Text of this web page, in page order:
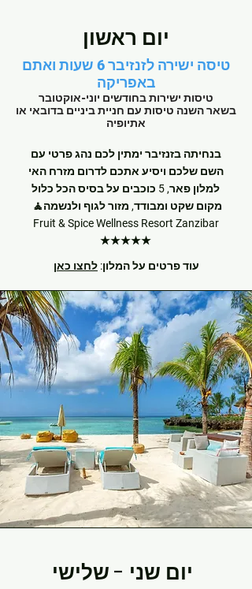
יום ראשון
טיסה ישירה לזנזיבר 6 שעות ואתם
באפריקה
טיסות ישירות בחודשים יוני-אוקטובר
בשאר השנה טיסות עם חניית ביניים בדובאי או
אתיופיה
בנחיתה בזנזיבר ימתין לכם נהג פרטי עם
השם שלכם ויסיע אתכם לדרום מזרח האי
למלון פאר, 5 כוכבים על בסיס הכל כלול
מקום שקט ומבודד, מזור לגוף ולנשמה🧘
Fruit & Spice Wellness Resort Zanzibar
★★★★★
עוד פרטים על המלון: לחצו כאן
יום שני - שלישי